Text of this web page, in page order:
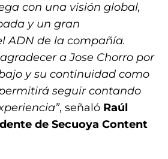
con una visión global,
y un gran
ADN de la compañía.
a Jose Chorro por
y su continuidad como
seguir contando
, señaló Raúl
de Secuoya Content